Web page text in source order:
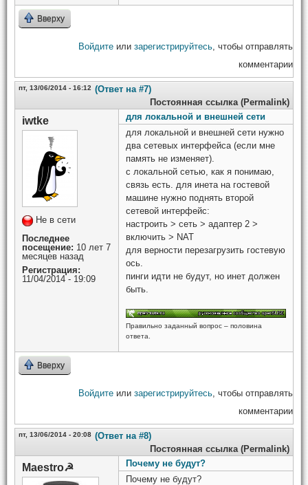
Вверху
Войдите или зарегистрируйтесь , чтобы отправлять
комментарии
пт, 13/06/2014 - 16:12 (Ответ на #7)
Постоянная ссылка (Permalink)
iwtke
Не в сети
Последнее
посещение: 10 лет 7
месяцев назад
Регистрация:
11/04/2014 - 19:09
для локальной и внешней сети
для локальной и внешней сети нужно
два сетевых интерфейса (если мне
память не изменяет).
с локальной сетью, как я понимаю,
связь есть. для инета на гостевой
машине нужно поднять второй
сетевой интерфейс:
настроить > сеть > адаптер 2 >
включить > NAT
для верности перезагрузить гостевую
ось.
пинги идти не будут, но инет должен
быть.
Правильно заданный вопрос – половина
ответа.
Вверху
Войдите или зарегистрируйтесь, чтобы отправлять
комментарии
пт, 13/06/2014 - 20:08 (Ответ на #8)
Постоянная ссылка (Permalink)
Maestro☭
Почему не будут?
Почему не будут?